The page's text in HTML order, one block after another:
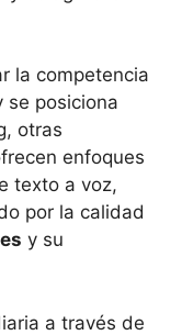
la competencia
se posiciona
otras
enfoques
texto a voz,
por la calidad
y su
a través de